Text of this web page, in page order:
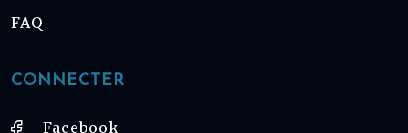
FAQ
CONNECTER
Facebook